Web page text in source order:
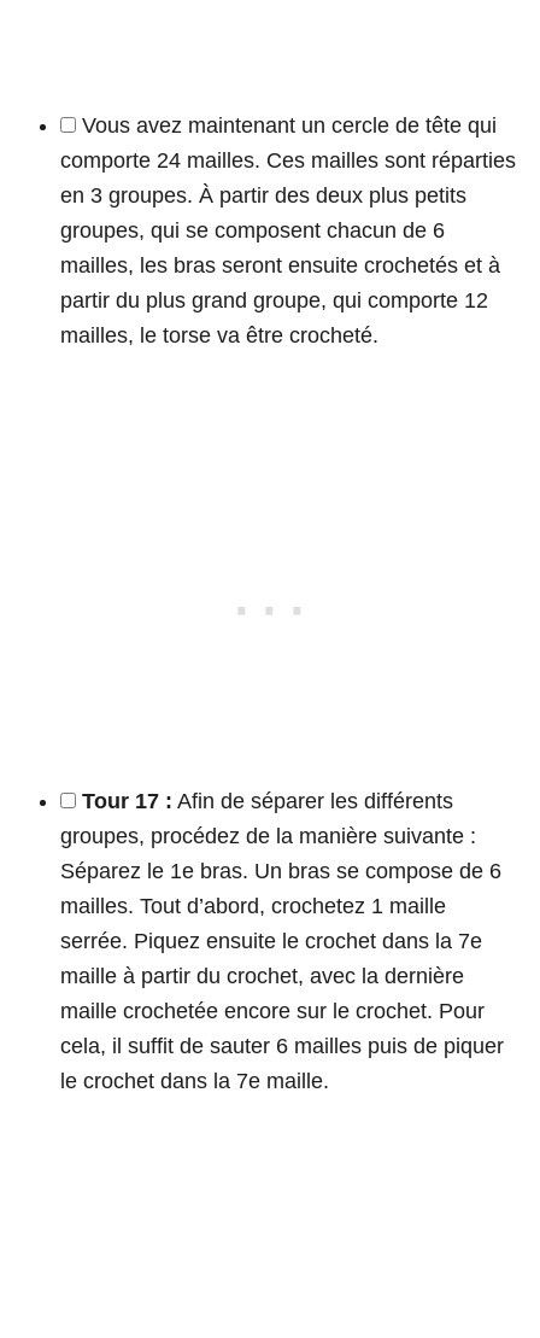
Vous avez maintenant un cercle de tête qui
comporte 24 mailles. Ces mailles sont réparties
en 3 groupes. À partir des deux plus petits
groupes, qui se composent chacun de 6
mailles, les bras seront ensuite crochetés et à
partir du plus grand groupe, qui comporte 12
mailles, le torse va être crocheté.
Tour 17 : Afin de séparer les différents
groupes, procédez de la manière suivante :
Séparez le 1e bras. Un bras se compose de 6
mailles. Tout d’abord, crochetez 1 maille
serrée. Piquez ensuite le crochet dans la 7e
maille à partir du crochet, avec la dernière
maille crochetée encore sur le crochet. Pour
cela, il suffit de sauter 6 mailles puis de piquer
le crochet dans la 7e maille.